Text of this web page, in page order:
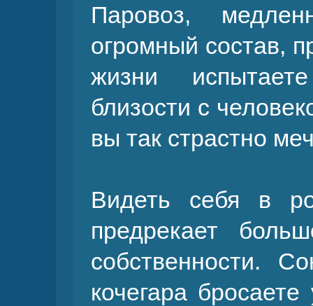
Паровоз,
огромный состав,
жизни
близости с
вы так страстно
Видеть себя в
предрекает
собственности.
кочегара